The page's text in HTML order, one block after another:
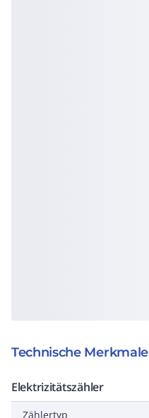
Technische Merkmale
Elektrizitätszähler
Zählertyp